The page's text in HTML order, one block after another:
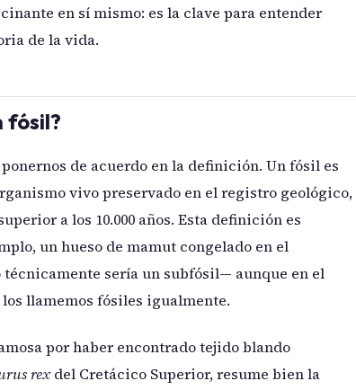
en sí mismo: es la clave para entender
de la vida.
fósil?
de acuerdo en la definición. Un fósil es
vivo preservado en el registro geológico,
a los 10.000 años. Esta definición es
un hueso de mamut congelado en el
técnicamente sería un subfósil— aunque en el
llamemos fósiles igualmente.
por haber encontrado tejido blando
rexdel Cretácico Superior, resume bien la